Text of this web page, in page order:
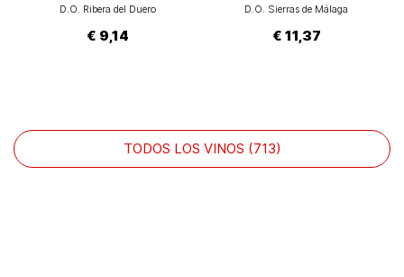
D.O. Ribera del Duero
€ 9,14
D.O. Sierras de Málaga
€ 11,37
TODOS LOS VINOS (713)